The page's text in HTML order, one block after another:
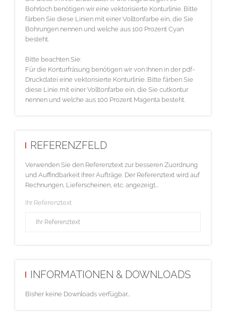
Bohrloch benötigen wir eine vektorisierte Konturlinie. Bitte
färben Sie diese Linien mit einer Volltonfarbe ein, die Sie
Bohrungen nennen und welche aus 100 Prozent Cyan
besteht.
Bitte beachten Sie:
Für die Konturfräsung benötigen wir von Ihnen in der pdf-
Druckdatei eine vektorisierte Konturlinie. Bitte färben Sie
diese Linie mit einer Volltonfarbe ein, die Sie cutkontur
nennen und welche aus 100 Prozent Magenta besteht.
REFERENZFELD
Verwenden Sie den Referenztext zur besseren Zuordnung
und Auffindbarkeit Ihrer Aufträge. Der Referenztext wird auf
Rechnungen, Lieferscheinen, etc. angezeigt...
Ihr Referenztext
INFORMATIONEN & DOWNLOADS
Bisher keine Downloads verfügbar...